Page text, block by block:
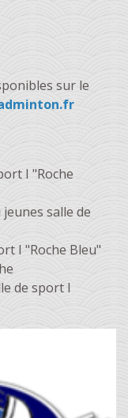
sur le
I "Roche
salle de
I "Roche Bleu"
de sport I